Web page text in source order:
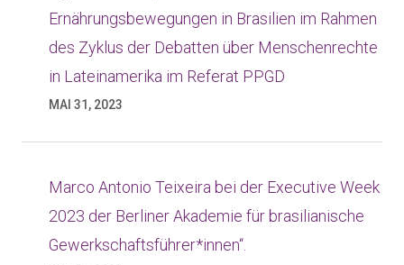
Ernährungsbewegungen in Brasilien im Rahmen
des Zyklus der Debatten über Menschenrechte
in Lateinamerika im Referat PPGD
MAI 31, 2023
Marco Antonio Teixeira bei der Executive Week
2023 der Berliner Akademie für brasilianische
Gewerkschaftsführer*innen“.